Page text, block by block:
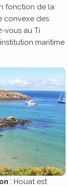
fonction de la
convexe des
vous au Ti
maritime
: Houat est